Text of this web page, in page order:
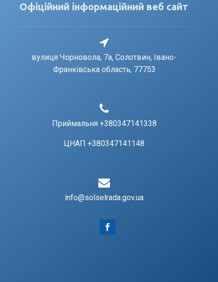
Офіційний інформаційний веб сайт
вулиця Чорновола, 7a, Солотвин, Івано-
Франківська область, 77753
Приймальня +380347141338
ЦНАП +380347141148
info@solselrada.gov.ua